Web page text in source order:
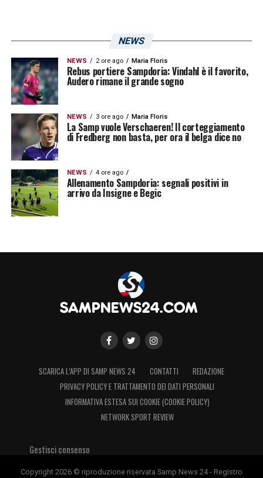
Como 3
Fiorentina 3
Juventus 3
Napoli 0
Sassuolo 0
Pomigliano 0
Milan 0
Sampdoria 0
NEWS
NEWS 2 ore ago Maria Floris
Rebus portiere Sampdoria: Vindahl è il favorito,
Audero rimane il grande sogno
NEWS 3 ore ago Maria Floris
La Samp vuole Verschaeren! Il corteggiamento
di Fredberg non basta, per ora il belga dice no
NEWS 4 ore ago
Allenamento Sampdoria: segnali positivi in
arrivo da Insigne e Begic
SCARICA L’APP DI SAMP NEWS 24 CONTATTI
REDAZIONE
PRIVACY POLICY E TRATTAMENTO DEI DATI PERSONALI
INFORMATIVA ESTESA SUI COOKIE (COOKIE POLICY)
NETWORK SPORT REVIEW
Gestisci consenso
Copyright 2026 © riproduzione riservata Samp News 24 - Registro